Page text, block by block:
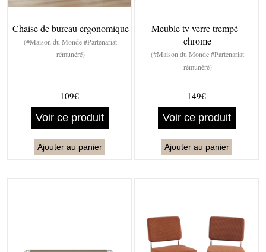
Chaise de bureau ergonomique
(#Maison du Monde #Partenariat
rémunéré)
109€
Voir ce produit
Ajouter au panier
Meuble tv verre trempé -
chrome
(#Maison du Monde #Partenariat
rémunéré)
149€
Voir ce produit
Ajouter au panier